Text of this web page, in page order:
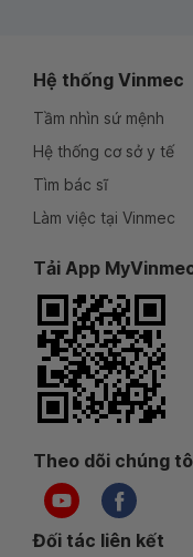
Hệ thống Vinmec
Tầm nhìn sứ mệnh
Hệ thống cơ sở y tế
Tìm bác sĩ
Làm việc tại Vinmec
Tải App
Theo dõi chúng
Đối tác liên kết